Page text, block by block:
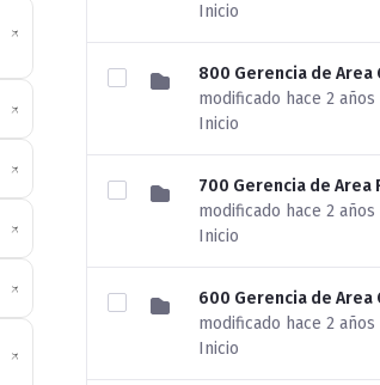
Inicio
800 Gerencia de Area
modificado hace 2 años
Inicio
700 Gerencia de Area
modificado hace 2 años
Inicio
600 Gerencia de Area
modificado hace 2 años
Inicio